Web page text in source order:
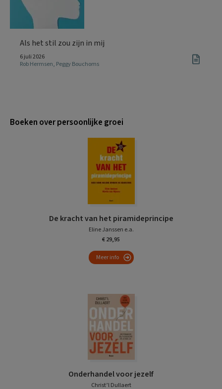
Als het stil zou zijn in mij
6 juli 2026
Rob Hermsen, Peggy Bouchoms
Boeken over persoonlijke groei
De kracht van het piramideprincipe
Eline Janssen e.a.
€ 29,95
Meer info
Onderhandel voor jezelf
Christ’l Dullaert